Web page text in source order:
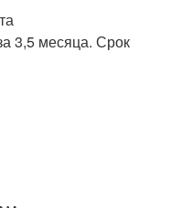
3,5 месяца. Срок